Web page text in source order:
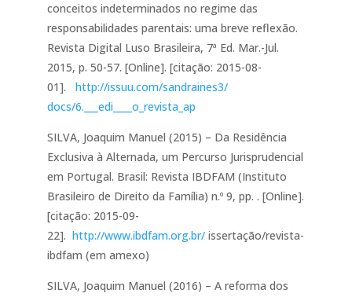
conceitos indeterminados no regime das
responsabilidades parentais: uma breve reflexão.
Revista Digital Luso Brasileira, 7ª Ed. Mar.-Jul.
2015, p. 50-57. [Online]. [citação: 2015-08-
01]. http://issuu.com/sandraines3/
docs/6.___edi____o_revista_ap
SILVA, Joaquim Manuel (2015) – Da Residência
Exclusiva à Alternada, um Percurso Jurisprudencial
em Portugal. Brasil: Revista IBDFAM (Instituto
Brasileiro de Direito da Família) n.º 9, pp. . [Online].
[citação: 2015-09-
22]. http://www.ibdfam.org.br/issertação/revista-
ibdfam (em amexo)
SILVA, Joaquim Manuel (2016) – A reforma dos